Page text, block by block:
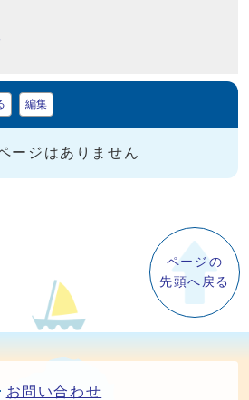
編集
ージはありません
ページの
先頭へ戻る
お問い合わせ